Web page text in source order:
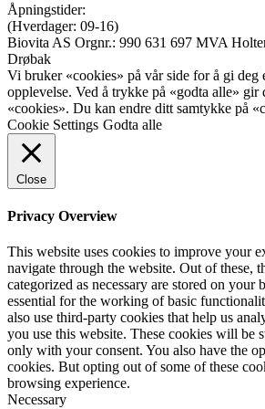
Åpningstider:
(Hverdager: 09-16)
Biovita AS Orgnr.: 990 631 697 MVA
Drøbak
Vi bruker «cookies» på vår side for å gi deg
opplevelse. Ved å trykke på «godta alle»
«cookies». Du kan endre ditt samtykke på
Cookie Settings Godta alle
Close
Privacy Overview
This website uses cookies to improve your
navigate through the website. Out of these,
categorized as necessary are stored on your
essential for the working of basic
also use third-party cookies that help us
you use this website. These cookies will be
only with your consent. You also have the
cookies. But opting out of some of these
browsing experience.
Necessary